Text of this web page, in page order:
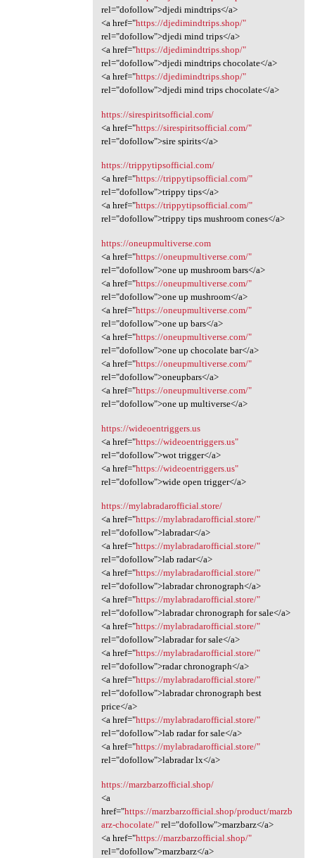
rel="dofollow">djedi mindtrips</a>
<a href="https://djedimindtrips.shop/"
rel="dofollow">djedi mind trips</a>
<a href="https://djedimindtrips.shop/"
rel="dofollow">djedi mindtrips chocolate</a>
<a href="https://djedimindtrips.shop/"
rel="dofollow">djedi mind trips chocolate</a>
https://sirespiritsofficial.com/
<a href="https://sirespiritsofficial.com/"
rel="dofollow">sire spirits</a>
https://trippytipsofficial.com/
<a href="https://trippytipsofficial.com/"
rel="dofollow">trippy tips</a>
<a href="https://trippytipsofficial.com/"
rel="dofollow">trippy tips mushroom cones</a>
https://oneupmultiverse.com
<a href="https://oneupmultiverse.com/"
rel="dofollow">one up mushroom bars</a>
<a href="https://oneupmultiverse.com/"
rel="dofollow">one up mushroom</a>
<a href="https://oneupmultiverse.com/"
rel="dofollow">one up bars</a>
<a href="https://oneupmultiverse.com/"
rel="dofollow">one up chocolate bar</a>
<a href="https://oneupmultiverse.com/"
rel="dofollow">oneupbars</a>
<a href="https://oneupmultiverse.com/"
rel="dofollow">one up multiverse</a>
https://wideoentriggers.us
<a href="https://wideoentriggers.us"
rel="dofollow">wot trigger</a>
<a href="https://wideoentriggers.us"
rel="dofollow">wide open trigger</a>
https://mylabradarofficial.store/
<a href="https://mylabradarofficial.store/"
rel="dofollow">labradar</a>
<a href="https://mylabradarofficial.store/"
rel="dofollow">lab radar</a>
<a href="https://mylabradarofficial.store/"
rel="dofollow">labradar chronograph</a>
<a href="https://mylabradarofficial.store/"
rel="dofollow">labradar chronograph for sale</a>
<a href="https://mylabradarofficial.store/"
rel="dofollow">labradar for sale</a>
<a href="https://mylabradarofficial.store/"
rel="dofollow">radar chronograph</a>
<a href="https://mylabradarofficial.store/"
rel="dofollow">labradar chronograph best
price</a>
<a href="https://mylabradarofficial.store/"
rel="dofollow">lab radar for sale</a>
<a href="https://mylabradarofficial.store/"
rel="dofollow">labradar lx</a>
https://marzbarzofficial.shop/
<a
href="https://marzbarzofficial.shop/product/marzb
arz-chocolate/"rel="dofollow">marzbarz</a>
<a href="https://marzbarzofficial.shop/"
rel="dofollow">marzbarz</a>